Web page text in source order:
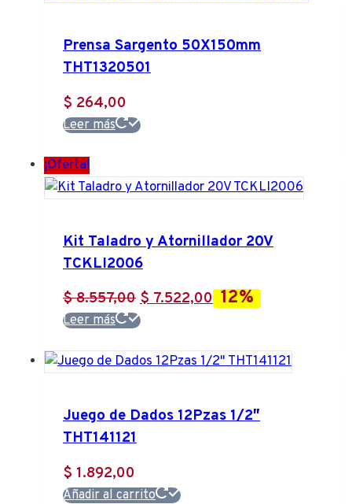
Prensa Sargento 50X150mm
THT1320501
$ 264,00
Leer más
¡Oferta!
Kit Taladro y Atornillador 20V
TCKLI2006
$8.557,00 El
precio
era:
$7.522,00El
es:
12%
Leer más
Juego de Dados 12Pzas 1/2″
THT141121
$ 1.892,00
Añadir al carrito